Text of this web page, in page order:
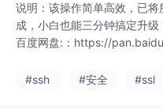
说明：该操作简单高效，已
成，小白也能三分钟搞定升级
百度网盘:：https://
127C。银河麒麟V10操作系
#ssh #安全 #ssl